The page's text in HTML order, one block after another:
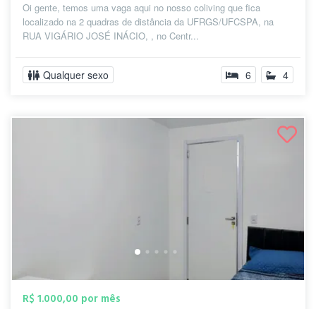
Oi gente, temos uma vaga aqui no nosso coliving que fica
localizado na 2 quadras de distância da UFRGS/UFCSPA, na
RUA VIGÁRIO JOSÉ INÁCIO, , no Centr...
Qualquer sexo 6 4
R$ 1.000,00 por mês